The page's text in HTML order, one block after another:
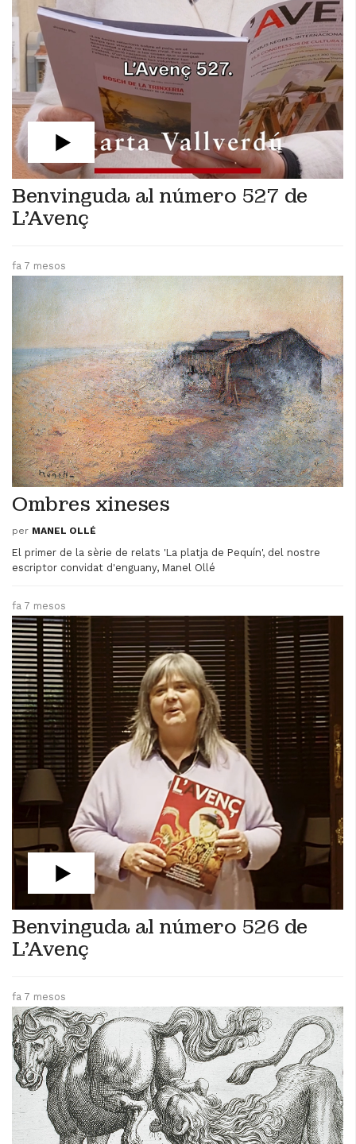
Benvinguda al número 527 de
L'Avenç
fa 7 mesos
Ombres xineses
per MANEL OLLÉ
El primer de la sèrie de relats 'La platja de Pequín', del nostre
escriptor convidat d'enguany, Manel Ollé
fa 7 mesos
Benvinguda al número 526 de
L'Avenç
fa 7 mesos